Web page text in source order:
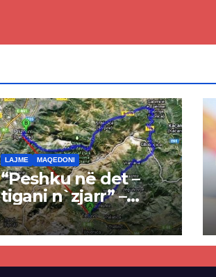
LAJME MAQEDONI
“Peshku në det –
tigani n`zjarr” –
Ende pa u kryer
projekti i tunelit,
komuna e Tetovës
nis punimet për